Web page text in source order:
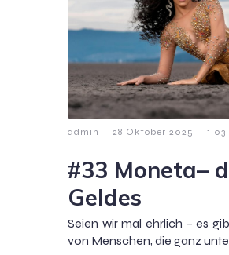
admin - 28 Oktober 2025 - 1:03
#33 Moneta–
Geldes
Seien wir mal ehrlich – es
von Menschen, die ganz